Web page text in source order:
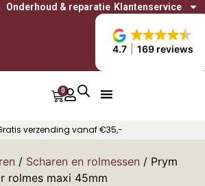
4.7 169 reviews
Onderhoud & reparatie Klantenservice
0
verzending vanaf €35,-
/ Scharen en rolmessen / Prym
rolmes maxi 45mm